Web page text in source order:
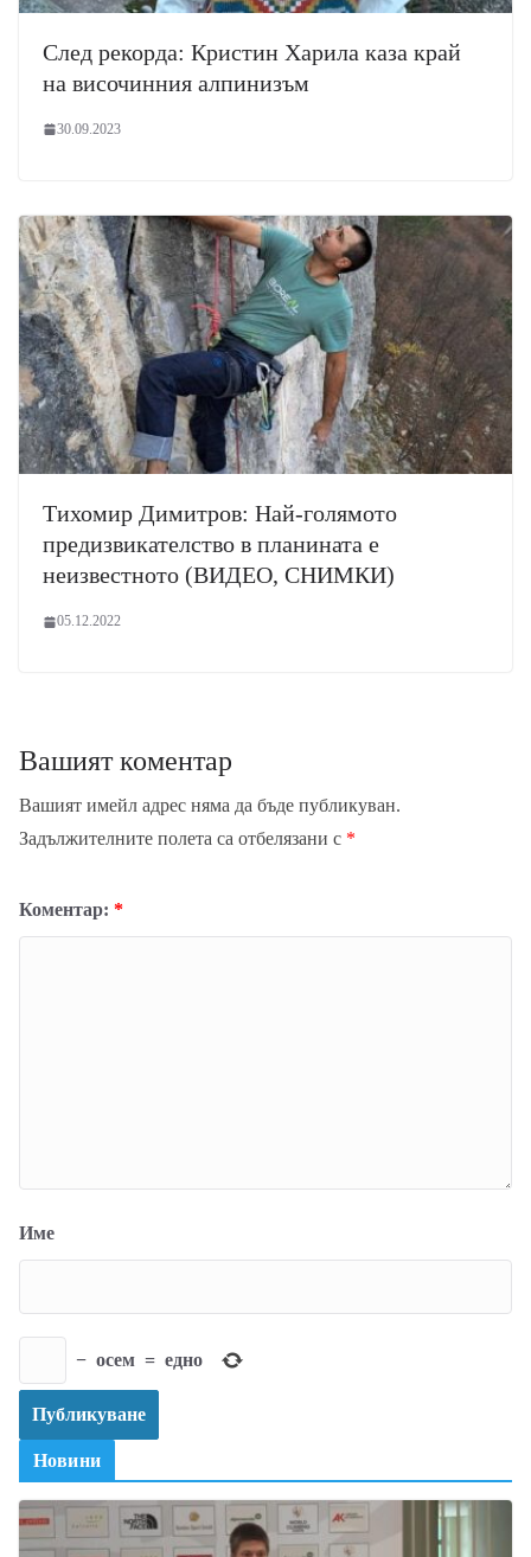
След рекорда: Кристин Харила каза край
на височинния алпинизъм
30.09.2023
Тихомир Димитров: Най-голямото
предизвикателство в планината е
неизвестното (ВИДЕО, СНИМКИ)
05.12.2022
Вашият коментар
Вашият имейл адрес няма да бъде публикуван.
Задължителните полета са отбелязани с *
Коментар: *
Име
− осем = едно
Новини